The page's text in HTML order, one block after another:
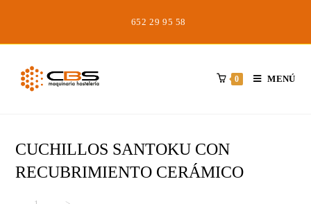
contenido
652 29 95 58
0 MENÚ
CUCHILLOS SANTOKU CON
RECUBRIMIENTO CERÁMICO